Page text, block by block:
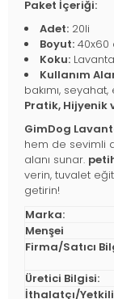
Paket İçeriği:
Adet: 20li
Boyut: 40x60
Koku:
Kullanım
bakımı,
Pratik, Hijyenik
GimDog
hem de sevimli
alanı sunar.
verin, tuvalet
getirin!
Marka:
Menşei
Firma/Satıcı
Üretici Bilgisi:
İthalatçı/Yetkili